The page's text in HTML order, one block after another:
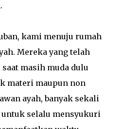
kami menuju rumah
Mereka yang telah
masih muda dulu
materi maupun non
ayah, banyak sekali
selalu mensyukuri